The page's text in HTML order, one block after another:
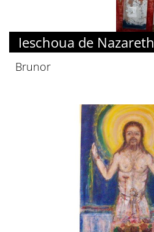
Ieschoua de Nazareth
Brunor